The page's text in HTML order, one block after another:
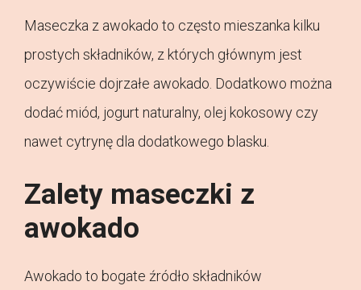
Maseczka z awokado to często mieszanka kilku
prostych składników, z których głównym jest
oczywiście dojrzałe awokado. Dodatkowo można
dodać miód, jogurt naturalny, olej kokosowy czy
nawet cytrynę dla dodatkowego blasku.
Zalety maseczki z
awokado
Awokado to bogate źródło składników